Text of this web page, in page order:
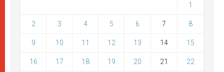
1
2 3 4 5 6 7 8
9 10 11 12 13 14 15
16 17 18 19 20 21 22